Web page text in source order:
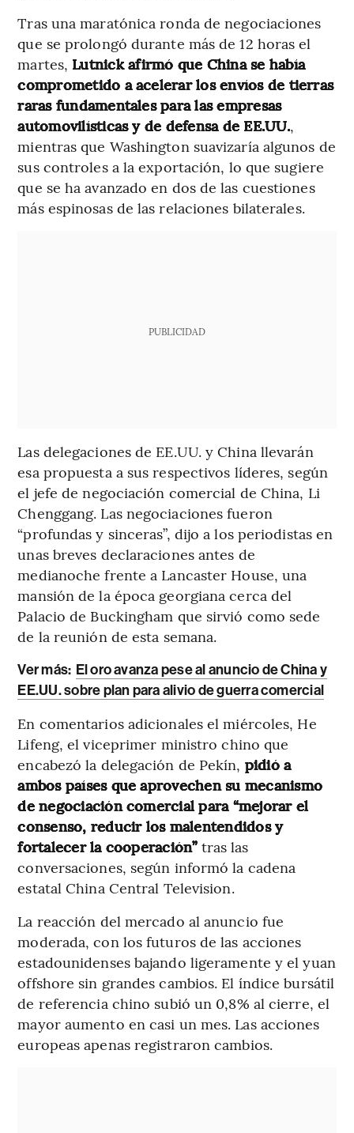
Tras una maratónica ronda de negociaciones
que se prolongó durante más de 12 horas el
martes, Lutnick afirmó que China se había
comprometido a acelerar los envíos de tierras
raras fundamentales para las empresas
automovilísticas y de defensa de EE.UU.,
mientras que Washington suavizaría algunos de
sus controles a la exportación, lo que sugiere
que se ha avanzado en dos de las cuestiones
más espinosas de las relaciones bilaterales.
PUBLICIDAD
Las delegaciones de EE.UU. y China llevarán
esa propuesta a sus respectivos líderes, según
el jefe de negociación comercial de China, Li
Chenggang. Las negociaciones fueron
“profundas y sinceras”, dijo a los periodistas en
unas breves declaraciones antes de
medianoche frente a Lancaster House, una
mansión de la época georgiana cerca del
Palacio de Buckingham que sirvió como sede
de la reunión de esta semana.
Ver más: El oro avanza pese al anuncio de China y
EE.UU. sobre plan para alivio de guerra comercial
En comentarios adicionales el miércoles, He
Lifeng, el viceprimer ministro chino que
encabezó la delegación de Pekín, pidió a
ambos países que aprovechen su mecanismo
de negociación comercial para “mejorar el
consenso, reducir los malentendidos y
fortalecer la cooperación”tras las
conversaciones, según informó la cadena
estatal China Central Television.
La reacción del mercado al anuncio fue
moderada, con los futuros de las acciones
estadounidenses bajando ligeramente y el yuan
offshore sin grandes cambios. El índice bursátil
de referencia chino subió un 0,8% al cierre, el
mayor aumento en casi un mes. Las acciones
europeas apenas registraron cambios.